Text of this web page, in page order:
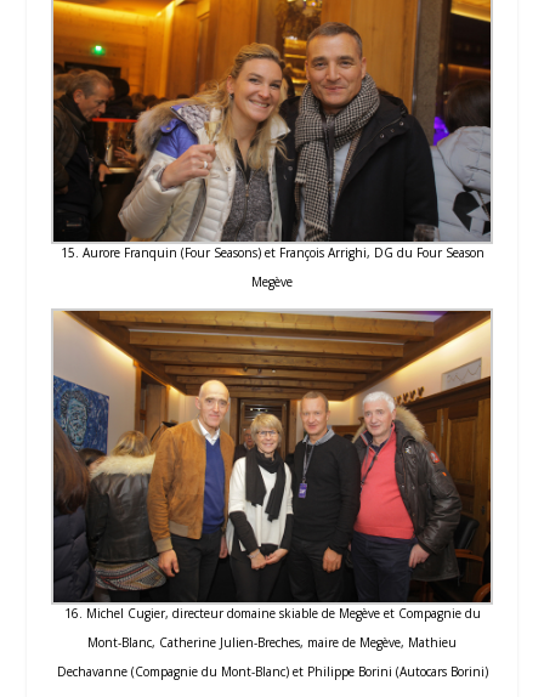
15. Aurore Franquin (Four Seasons) et François Arrighi, DG du Four Season
Megève
16. Michel Cugier, directeur domaine skiable de Megève et Compagnie du
Mont-Blanc, Catherine Julien-Breches, maire de Megève, Mathieu
Dechavanne (Compagnie du Mont-Blanc) et Philippe Borini (Autocars Borini)